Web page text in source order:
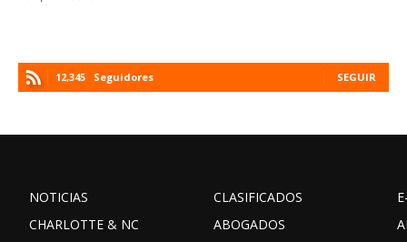
12,345 Seguidores SEGUIR
NOTICIAS
CHARLOTTE & NC
CLASIFICADOS
ABOGADOS